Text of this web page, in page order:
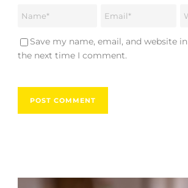
Save my name, email, and website
the next time I comment.